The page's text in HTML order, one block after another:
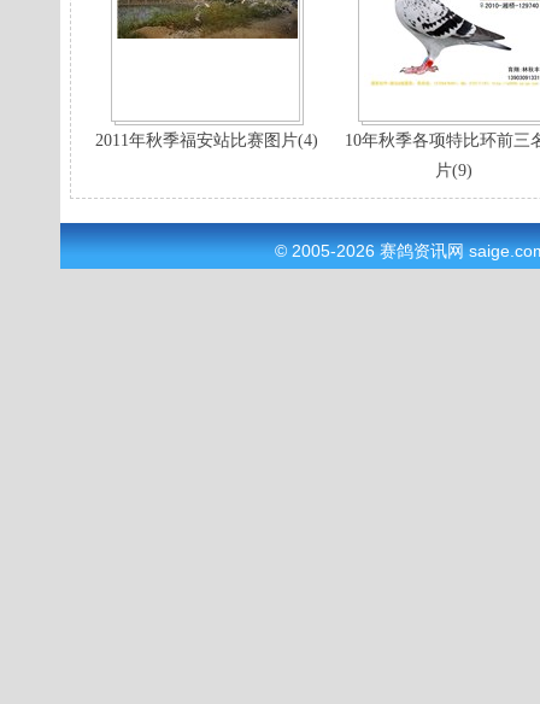
2011年秋季福安站比赛图片(4)
10年秋季各项特比环前三
片(9)
© 2005-2026 赛鸽资讯网